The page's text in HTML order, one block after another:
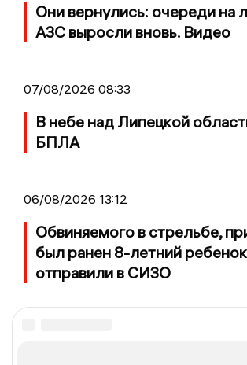
Они вернулись: очереди на
АЗС выросли вновь. Видео
07/08/2026 08:33
В небе над Липецкой
БПЛА
06/08/2026 13:12
Обвиняемого в стрельбе,
был ранен 8-летний
отправили в СИЗО